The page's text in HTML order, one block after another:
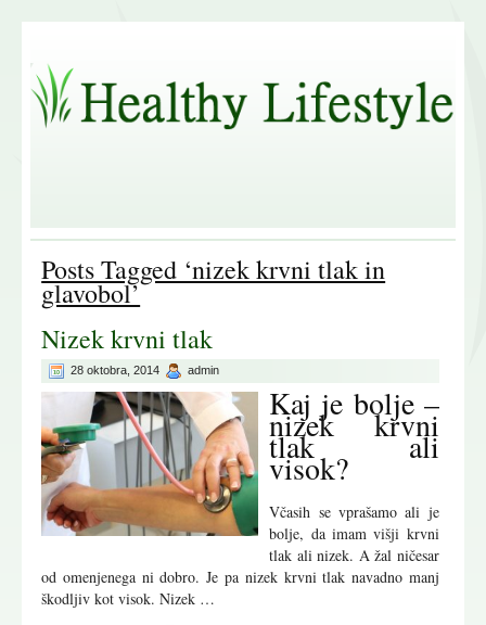
Posts Tagged ‘nizek krvni tlak in
glavobol’
Nizek krvni tlak
28 oktobra, 2014 admin
Kaj je bolje –
nizek krvni
tlak ali
visok?
Včasih se vprašamo ali je
bolje, da imam višji krvni
tlak ali nizek. A žal ničesar
od omenjenega ni dobro. Je pa nizek krvni tlak navadno manj
škodljiv kot visok. Nizek …